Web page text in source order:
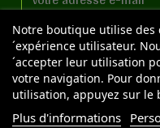
Notre boutique utilise des
´expérience utilisateur.
´accepter leur utilisation
votre navigation. Pour
utilisation, appuyez sur le
Plus d'informations
J'accepte les
confidentialité